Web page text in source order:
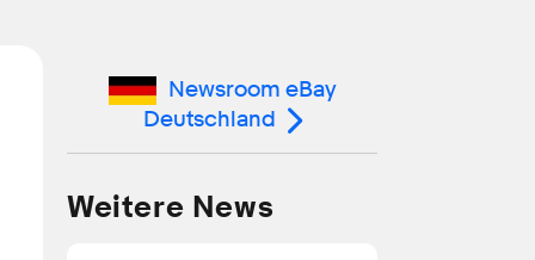
Newsroom eBay
Deutschland
Weitere News